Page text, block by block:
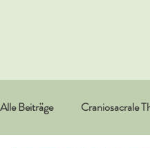
Alle Beiträge Craniosacrale